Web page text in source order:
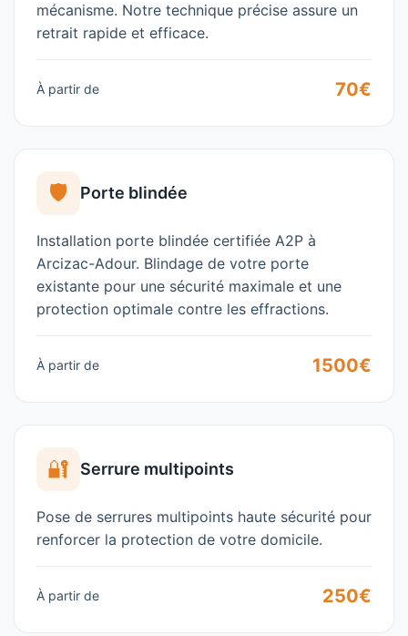
mécanisme. Notre technique précise assure un
retrait rapide et efficace.
À partir de 70€
🛡️ Porte blindée
Installation porte blindée certifiée A2P à
Arcizac-Adour. Blindage de votre porte
existante pour une sécurité maximale et une
protection optimale contre les effractions.
À partir de 1500€
🔐 Serrure multipoints
Pose de serrures multipoints haute sécurité pour
renforcer la protection de votre domicile.
À partir de 250€